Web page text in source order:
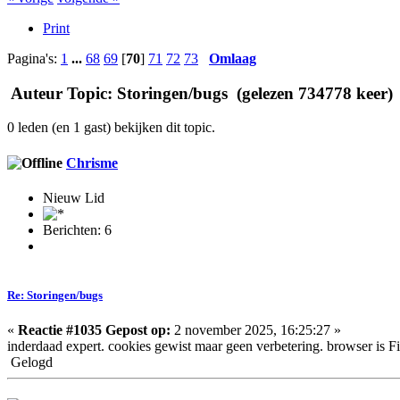
Print
Pagina's: 1 ... 68 69 [70] 71 72 73 Omlaag
Auteur Topic: Storingen/bugs (gelezen 734778 keer)
0 leden (en 1 gast) bekijken dit topic.
Chrisme
Nieuw Lid
Berichten: 6
Re: Storingen/bugs
« Reactie #1035 Gepost op: 2 november 2025, 16:25:27 »
inderdaad expert. cookies gewist maar geen verbetering. browser is
Gelogd